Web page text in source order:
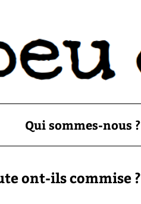
Qui sommes-nous ?
ont-ils commise ?